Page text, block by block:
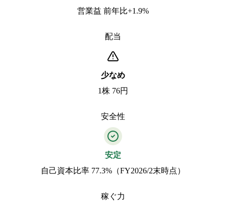
営業益 前年比+1.9%
配当
少なめ
1株 76円
安全性
安定
自己資本比率 77.3%（FY2026/2末時点）
稼ぐ力